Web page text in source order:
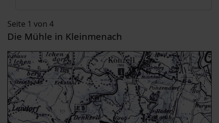
Seite 1 von 4
Die Mühle in Kleinmenach